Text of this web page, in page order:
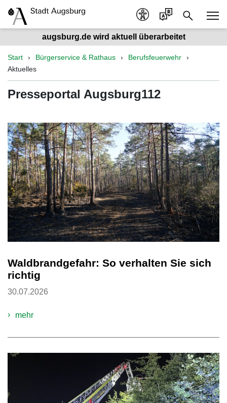
augsburg.de wird aktuell überarbeitet
Start Bürgerservice & Rathaus
Berufsfeuerwehr
Aktuelles
Presseportal Augsburg112
Waldbrandgefahr: So verhalten Sie sich
richtig
30.07.2026
mehr